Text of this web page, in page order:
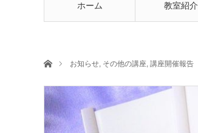
ホーム 教室紹介
ホームお知らせ, その他の講座, 講座開催報告